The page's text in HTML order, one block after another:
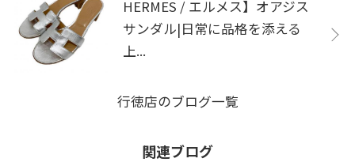
HERMES / エルメス】オアジス
サンダル|日常に品格を添える
上...
行徳店のブログ一覧
関連ブログ